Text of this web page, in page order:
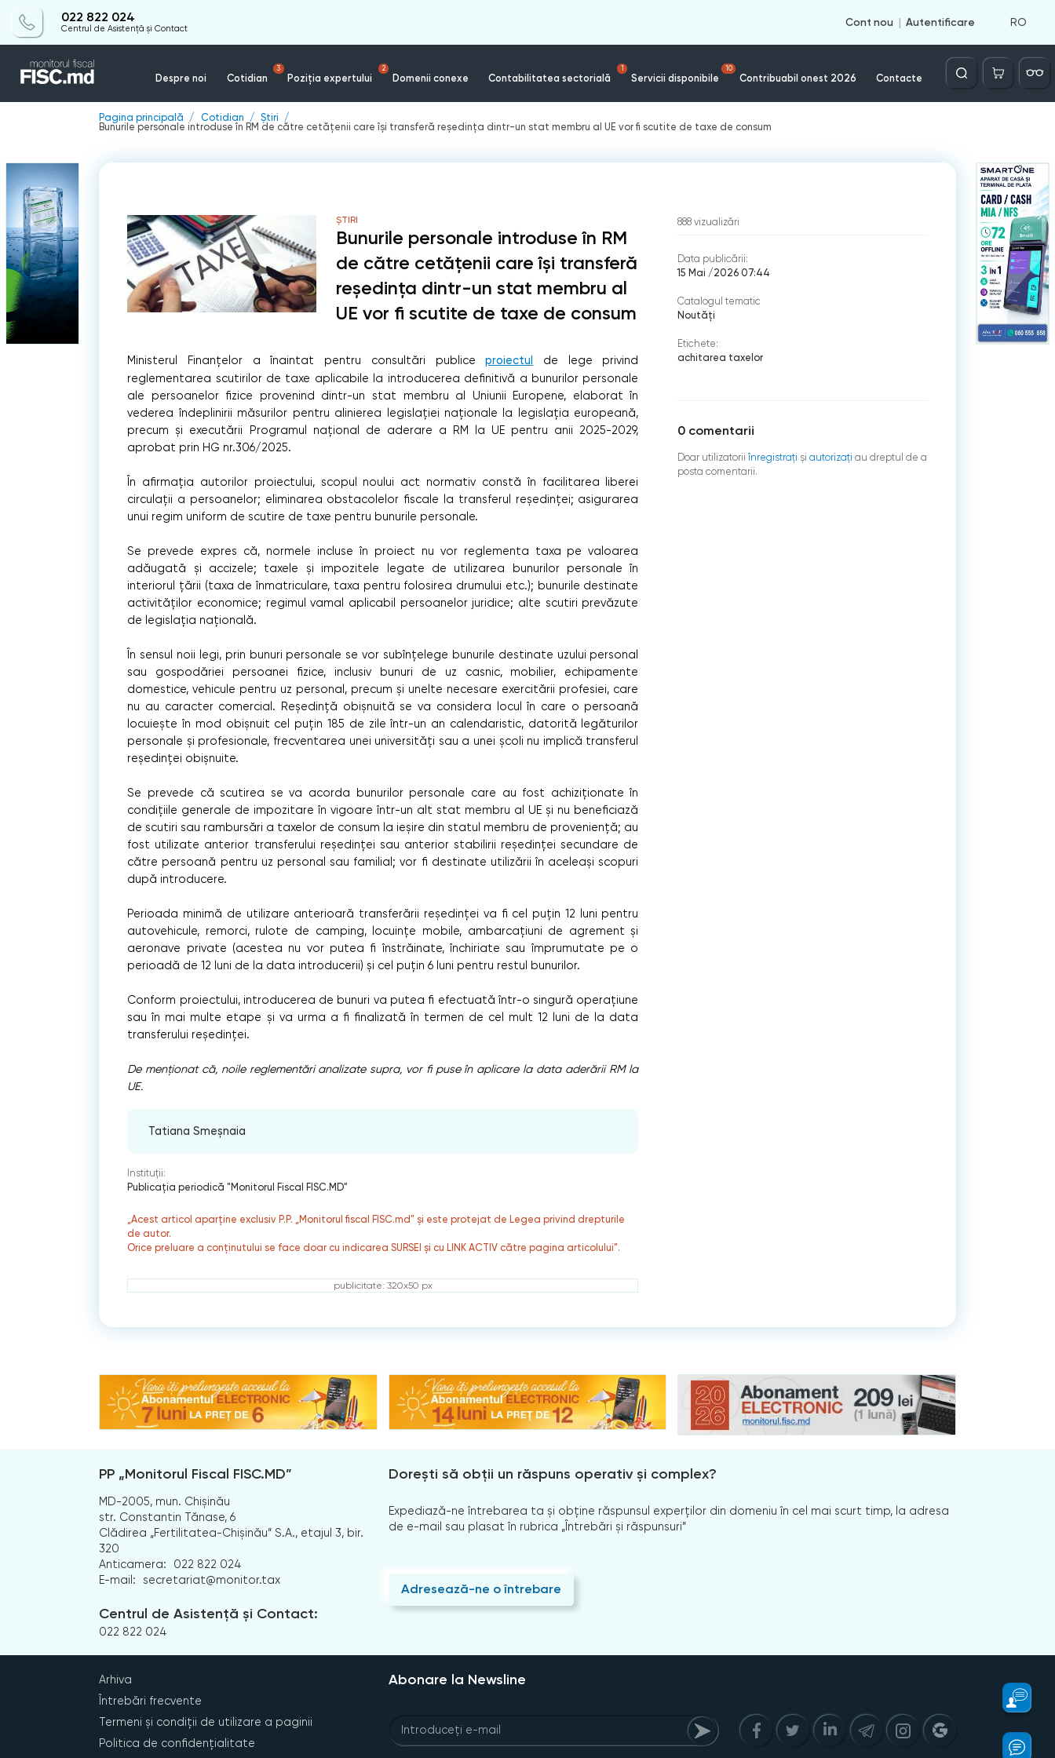
022 822 024
Centrul de Asistență și Contact
Cont nou Autentificare RO
Despre noi Cotidian
3
Poziția expertului
2
Domenii conexe Contabilitatea sectorială
1
Servicii disponibile
10
Contribuabil onest 2026 Contacte
Căutare
Pagina principală Cotidian
Știri
Bunurile personale introduse în RM de către cetățenii care își transferă reședința dintr-un stat membru al UE vor fi scutite de taxe de consum
ȘTIRI
Bunurile personale introduse în RM
de către cetățenii care își transferă
reședința dintr-un stat membru al
UE vor fi scutite de taxe de consum
Ministerul Finanțelor a înaintat pentru consultări publiceproiectul
de lege privind
reglementarea scutirilor de taxe aplicabile la introducerea definitivă a bunurilor personale
ale persoanelor fizice provenind dintr-un stat membru al Uniunii Europene, elaborat în
vederea îndeplinirii măsurilor pentru alinierea legislației naționale la legislația europeană,
precum și executării Programul național de aderare a RM la UE pentru anii 2025-2029,
aprobat prin HG nr.306/2025.
În afirmația autorilor proiectului, scopul noului act normativ constă în facilitarea liberei
circulații a persoanelor; eliminarea obstacolelor fiscale la transferul reședinței; asigurarea
unui regim uniform de scutire de taxe pentru bunurile personale.
Se prevede expres că, normele incluse în proiect nu vor reglementa taxa pe valoarea
adăugată și accizele; taxele și impozitele legate de utilizarea bunurilor personale în
interiorul țării (taxa de înmatriculare, taxa pentru folosirea drumului etc.); bunurile destinate
activităților economice; regimul vamal aplicabil persoanelor juridice; alte scutiri prevăzute
de legislația națională.
În sensul noii legi, prin bunuri personale se vor subînțelege bunurile destinate uzului personal
sau gospodăriei persoanei fizice, inclusiv bunuri de uz casnic, mobilier, echipamente
domestice, vehicule pentru uz personal, precum și unelte necesare exercitării profesiei, care
nu au caracter comercial. Reședință obișnuită se va considera locul în care o persoană
locuiește în mod obișnuit cel puțin 185 de zile într-un an calendaristic, datorită legăturilor
personale şi profesionale, frecventarea unei universități sau a unei școli nu implică transferul
reședinței obișnuite.
Se prevede că scutirea se va acorda bunurilor personale care au fost achiziționate în
condițiile generale de impozitare în vigoare într-un alt stat membru al UE și nu beneficiază
de scutiri sau rambursări a taxelor de consum la ieșire din statul membru de proveniență; au
fost utilizate anterior transferului reședinței sau anterior stabilirii reședinței secundare de
către persoană pentru uz personal sau familial; vor fi destinate utilizării în aceleași scopuri
după introducere.
Perioada minimă de utilizare anterioară transferării reședinței va fi cel puțin 12 luni pentru
autovehicule, remorci, rulote de camping, locuințe mobile, ambarcațiuni de agrement și
aeronave private (acestea nu vor putea fi înstrăinate, închiriate sau împrumutate pe o
perioadă de 12 luni de la data introducerii) și cel puțin 6 luni pentru restul bunurilor.
Conform proiectului, introducerea de bunuri va putea fi efectuată într-o singură operațiune
sau în mai multe etape și va urma a fi finalizată în termen de cel mult 12 luni de la data
transferului reședinței.
De menționat că, noile reglementări analizate supra, vor fi puse în aplicare la data aderării RM la
UE.
Tatiana Smeșnaia
Instituții:
Publicaţia periodică "Monitorul Fiscal FISC.MD"
„Acest articol aparține exclusiv P.P. „Monitorul fiscal FISC.md” și este protejat de Legea privind drepturile
de autor.
Orice preluare a conținutului se face doar cu indicarea SURSEI și cu LINK ACTIV către pagina articolului”.
publicitate: 320x50 px
888 vizualizări
Data publicării:
15 Mai /2026 07:44
Catalogul tematic
Noutăți
Etichete:
achitarea taxelor
0 comentarii
Doar utilizatorii înregistraţi şi autorizați au dreptul de a
posta comentarii.
PP „Monitorul Fiscal FISC.MD”
MD-2005, mun. Chișinău
str. Constantin Tănase, 6
Clădirea „Fertilitatea-Chișinău” S.A., etajul 3, bir.
320
Anticamera:
022 822 024
E-mail:
secretariat@monitor.tax
Centrul de Asistență și Contact:
022 822 024
Dorești să obții un răspuns operativ și complex?
Expediază-ne întrebarea ta și obține răspunsul experților din domeniu în cel mai scurt timp, la adresa
de e-mail sau plasat în rubrica „Întrebări și răspunsuri”
Adresează-ne o întrebare
Arhiva
Întrebări frecvente
Termeni și condiții de utilizare a paginii
Politica de confidențialitate
Abonare la Newsline